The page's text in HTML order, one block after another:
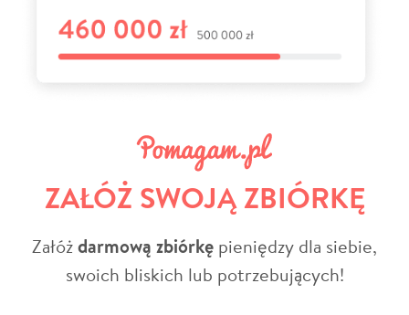
ZAŁÓŻ SWOJĄ ZBIÓRKĘ
Załóżdarmową zbiórkę pieniędzy dla siebie,
swoich bliskich lub potrzebujących!